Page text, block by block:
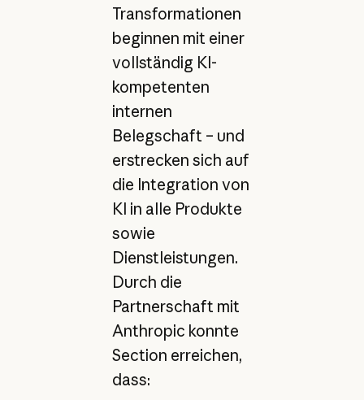
Transformationen
beginnen mit einer
vollständig KI-
kompetenten
internen
Belegschaft – und
erstrecken sich auf
die Integration von
KI in alle Produkte
sowie
Dienstleistungen.
Durch die
Partnerschaft mit
Anthropic konnte
Section erreichen,
dass: